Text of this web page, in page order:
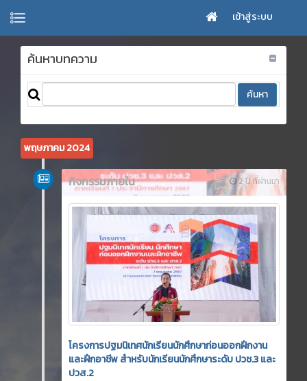
เข้าสู่ระบบ
ค้นหาบทความ
พฤษภาคม 2024
2 ปี ที่ผ่านมา
กิจกรรมภายใน
โครงการปฐมนิเทศนักเรียนนักศึกษาก่อนออกฝึกงาน
และฝึกอาชีพ สำหรับนักเรียนนักศึกษาระดับ ปวช.3 และ
ปวส.2